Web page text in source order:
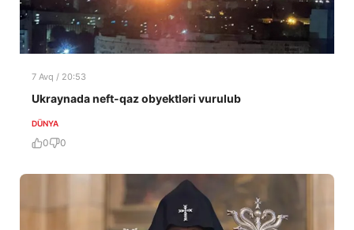
7 Avq / 20:53
Ukraynada neft-qaz obyektləri vurulub
DÜNYA
0 0